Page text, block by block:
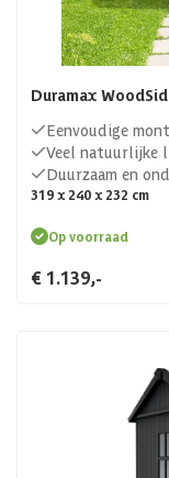
Duramax
Eenvoudige
Veel natuurlijke
Duurzaam en
319 x 240 x 232 cm
Op voorraad
€ 1.139,-